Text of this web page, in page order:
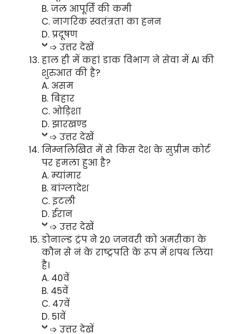
B. जल आपूर्ति की कमी
C. नागरिक स्वतंत्रता का हनन
D. प्रदूषण
➩ उत्तर देखें
हाल ही में कहां डाक विभाग ने सेवा में Al की
शुरुआत की है?
A. असम
B. बिहार
C. ओड़िशा
D. झारखण्ड
➩ उत्तर देखें
निम्नलिखित में से किस देश के सुप्रीम कोर्ट
पर हमला हुआ है?
A. म्यांमार
B. बांग्लादेश
C. इटली
D. ईरान
➩ उत्तर देखें
डोनाल्‍ड ट्रंप ने 20 जनवरी को अमरीका के
कौन से नं के राष्ट्रपति के रूप में शपथ लिया
है।
A. 40वें
B. 45वें
C. 47वें
D. 51वें
➩ उत्तर देखें